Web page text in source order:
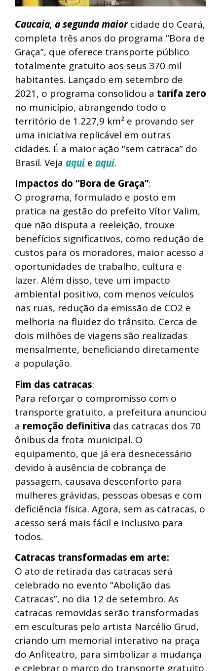
Caucaia, a segunda maiorcidade do Ceará,
completa três anos do programa “Bora de
Graça”, que oferece transporte público
totalmente gratuito aos seus 370 mil
habitantes. Lançado em setembro de
2021, o programa consolidou a tarifa zero
no município, abrangendo todo o
território de 1.227,9 km² e provando ser
uma iniciativa replicável em outras
cidades. É a maior ação “sem catraca” do
Brasil. Veja aqui e aqui.
Impactos do “Bora de Graça”:
O programa, formulado e posto em
pratica na gestão do prefeito Vítor Valim,
que não disputa a reeleição, trouxe
benefícios significativos, como redução de
custos para os moradores, maior acesso a
oportunidades de trabalho, cultura e
lazer. Além disso, teve um impacto
ambiental positivo, com menos veículos
nas ruas, redução da emissão de CO2 e
melhoria na fluidez do trânsito. Cerca de
dois milhões de viagens são realizadas
mensalmente, beneficiando diretamente
a população.
Fim das catracas:
Para reforçar o compromisso com o
transporte gratuito, a prefeitura anunciou
a remoção definitiva das catracas dos 70
ônibus da frota municipal. O
equipamento, que já era desnecessário
devido à ausência de cobrança de
passagem, causava desconforto para
mulheres grávidas, pessoas obesas e com
deficiência física. Agora, sem as catracas, o
acesso será mais fácil e inclusivo para
todos.
Catracas transformadas em arte:
O ato de retirada das catracas será
celebrado no evento “Abolição das
Catracas”, no dia 12 de setembro. As
catracas removidas serão transformadas
em esculturas pelo artista Narcélio Grud,
criando um memorial interativo na praça
do Anfiteatro, para simbolizar a mudança
e celebrar o marco do transporte gratuito